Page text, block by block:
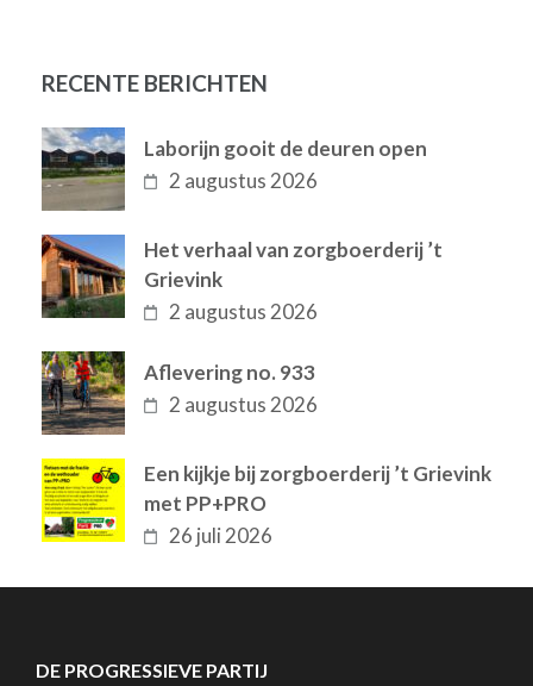
RECENTE BERICHTEN
Laborijn gooit de deuren open
2 augustus 2026
Het verhaal van zorgboerderij ’t
Grievink
2 augustus 2026
Aflevering no. 933
2 augustus 2026
Een kijkje bij zorgboerderij ’t Grievink
met PP+PRO
26 juli 2026
DE PROGRESSIEVE PARTIJ